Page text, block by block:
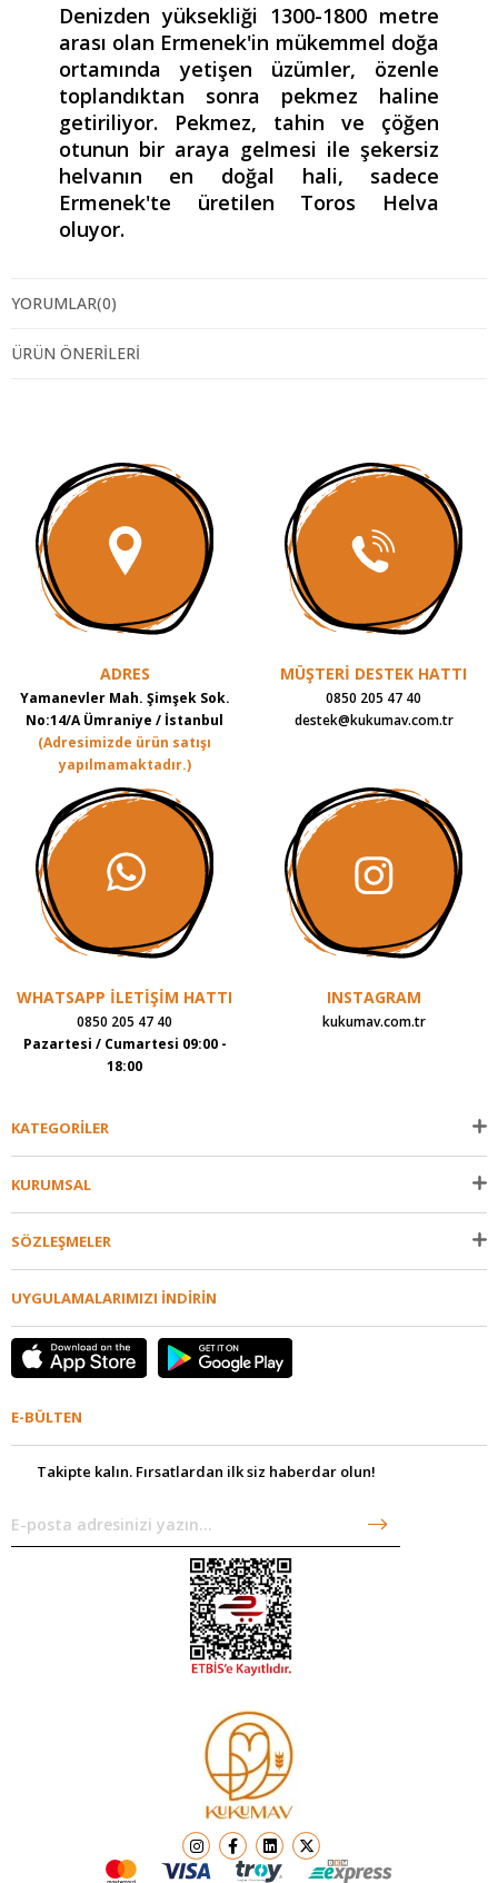
Denizden yüksekliği 1300-1800 metre
arası olan Ermenek'in mükemmel doğa
ortamında yetişen üzümler, özenle
toplandıktan sonra pekmez haline
getiriliyor. Pekmez, tahin ve çöğen
otunun bir araya gelmesi ile şekersiz
helvanın en doğal hali, sadece
Ermenek'te üretilen Toros Helva
oluyor.
gr
YORUMLAR(0)
ÜRÜN ÖNERILERI
ADRES
Yamanevler Mah. Şimşek Sok.
No:14/A Ümraniye / İstanbul
(Adresimizde ürün satışı
yapılmamaktadır.)
MÜŞTERİ DESTEK HATTI
0850 205 47 40
destek@kukumav.com.tr
WHATSAPP İLETİŞİM HATTI
0850 205 47 40
Pazartesi / Cumartesi 09:00 -
18:00
INSTAGRAM
kukumav.com.tr
KATEGORİLER
KURUMSAL
SÖZLEŞMELER
UYGULAMALARIMIZI İNDİRİN
E-BÜLTEN
Takipte kalın. Fırsatlardan ilk siz haberdar olun!